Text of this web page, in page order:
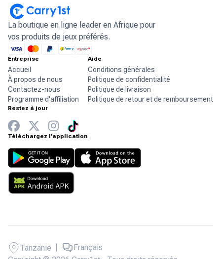
La boutique en ligne leader en Afrique pour
vos produits de jeux préférés.
Entreprise
Accueil
À propos de nous
Contactez-nous
Programme d'affiliation
Aide
Conditions générales
Politique de confidentialité
Politique de livraison
Politique de retour et de remboursement
Restez à jour
Téléchargez l'application
Tanzanie Français